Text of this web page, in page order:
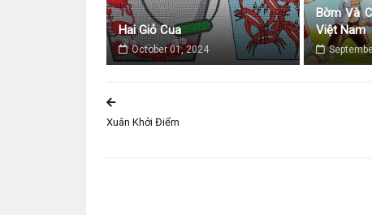
Hai Giỏ Cua
October 01, 2024
Bờm Và
Việt Nam
Xuân Khởi Điểm